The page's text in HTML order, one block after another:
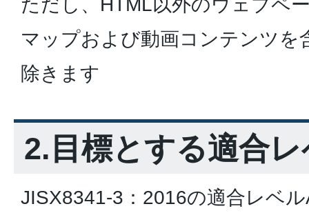
ただし、HTML以外のウェブペ
マップおよび動画コンテンツを
除きます
2.目標とする適合
JISX8341-3：2016の適合レベ